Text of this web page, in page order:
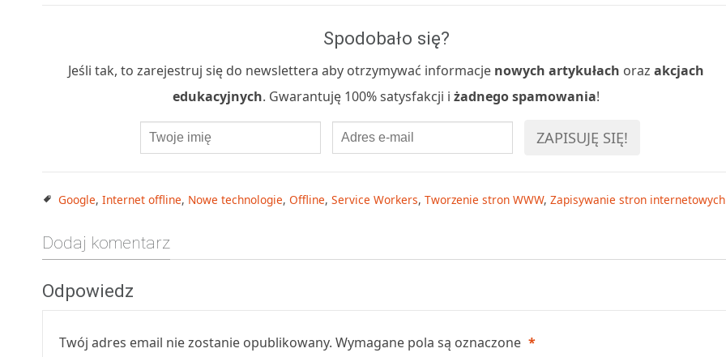
Spodobało się?
Jeśli tak, to zarejestruj się do newslettera aby otrzymywać informacje nowych artykułach orazakcjach
edukacyjnych. Gwarantuję 100% satysfakcji iżadnego spamowania!
Google, Internet offline, Nowe technologie, Offline, Service Workers, Tworzenie stron WWW, Zapisywanie stron internetowych
Dodaj komentarz
Odpowiedz
Twój adres email nie zostanie opublikowany. Wymagane pola są oznaczone *